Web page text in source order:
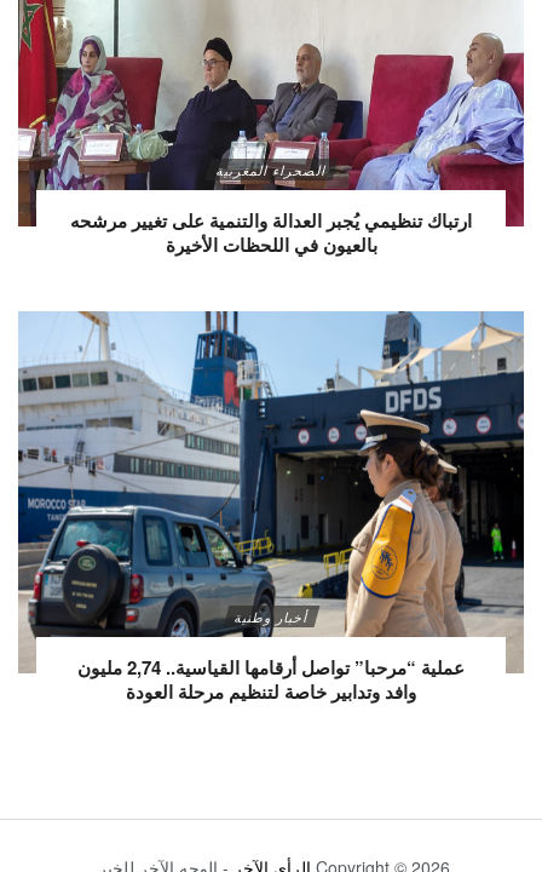
الصحراء المغربية
ارتباك تنظيمي يُجبر العدالة والتنمية على تغيير مرشحه
بالعيون في اللحظات الأخيرة
أخبار وطنية
عملية “مرحبا” تواصل أرقامها القياسية.. 2,74 مليون
وافد وتدابير خاصة لتنظيم مرحلة العودة